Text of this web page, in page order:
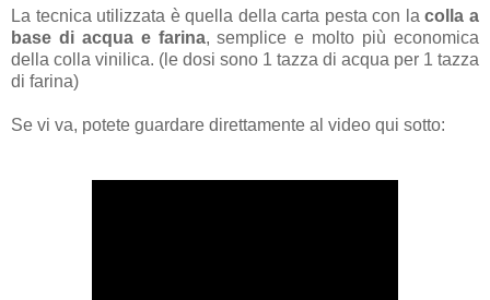
La tecnica utilizzata è quella della carta pesta con lacolla a
base di acqua e farina, semplice e molto più economica
della colla vinilica. (le dosi sono 1 tazza di acqua per 1 tazza
di farina)
Se vi va, potete guardare direttamente al video qui sotto: